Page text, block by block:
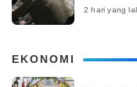
2 hari yang
EKONOMI